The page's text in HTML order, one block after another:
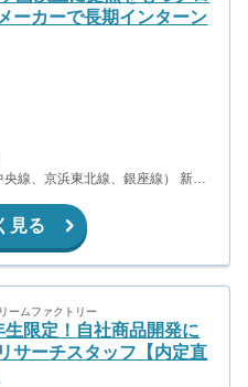
ーカーで長期インターン
線、京浜東北線、銀座線） 新日
（日比谷線）
見る
ームファクトリー
生限定！自社商品開発に
サーチスタッフ【内定直